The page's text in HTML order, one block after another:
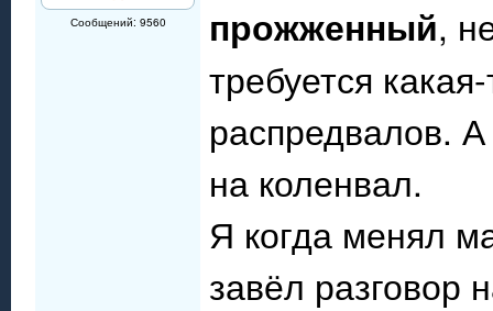
Сообщений: 9560 прожженный,
требуется
распредвалов.
на коленвал.
Я когда менял
завёл разговор